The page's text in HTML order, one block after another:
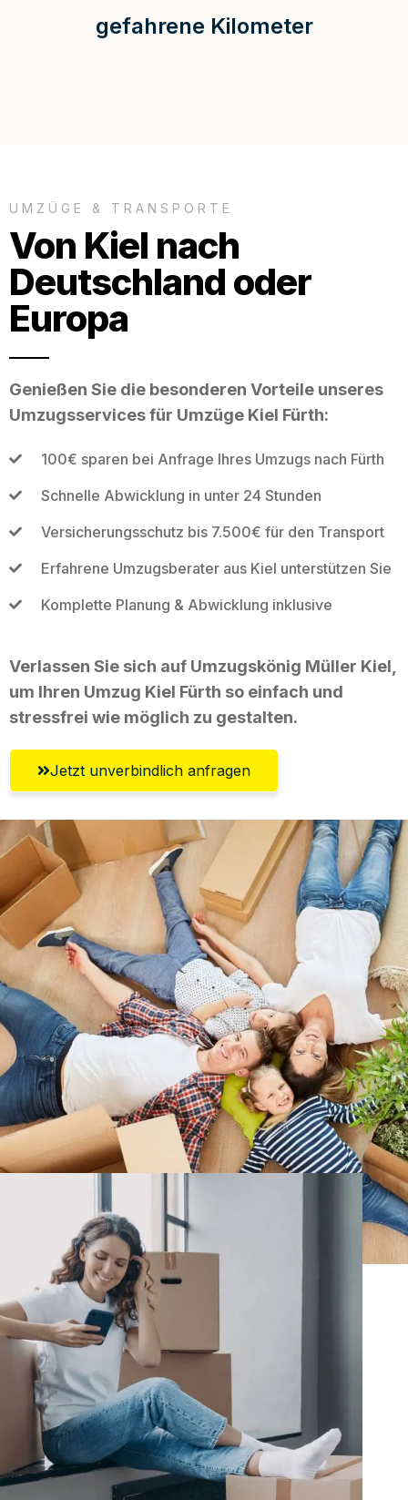
gefahrene Kilometer
UMZÜGE & TRANSPORTE
Von Kiel nach
Deutschland oder
Europa
Genießen Sie die besonderen Vorteile unseres
Umzugsservices für Umzüge Kiel Fürth:
100€ sparen bei Anfrage Ihres Umzugs nach Fürth
Schnelle Abwicklung in unter 24 Stunden
Versicherungsschutz bis 7.500€ für den Transport
Erfahrene Umzugsberater aus Kiel unterstützen Sie
Komplette Planung & Abwicklung inklusive
Verlassen Sie sich auf Umzugskönig Müller Kiel,
um Ihren Umzug Kiel Fürth so einfach und
stressfrei wie möglich zu gestalten.
Jetzt unverbindlich anfragen